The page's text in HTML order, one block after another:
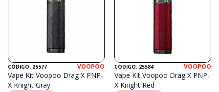
CÓDIGO: 25577 VOOPOO
Vape Kit Voopoo Drag X PNP-
X Knight Gray
CÓDIGO: 25584 VOOPOO
Vape Kit Voopoo Drag X PNP-
X Knight Red